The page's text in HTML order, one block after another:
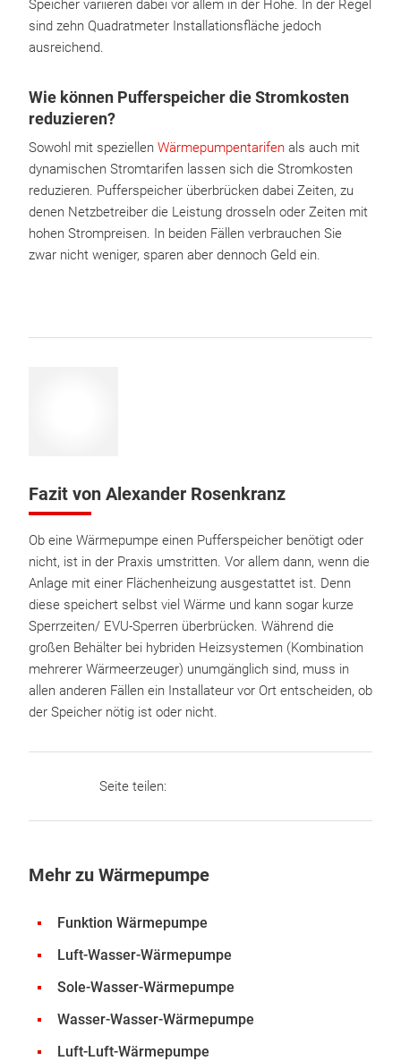
Speicher variieren dabei vor allem in der Höhe. In der Regel
sind zehn Quadratmeter Installationsfläche jedoch
ausreichend.
Wie können Pufferspeicher die Stromkosten
reduzieren?
Sowohl mit speziellen Wärmepumpentarifen als auch mit
dynamischen Stromtarifen lassen sich die Stromkosten
reduzieren. Pufferspeicher überbrücken dabei Zeiten, zu
denen Netzbetreiber die Leistung drosseln oder Zeiten mit
hohen Strompreisen. In beiden Fällen verbrauchen Sie
zwar nicht weniger, sparen aber dennoch Geld ein.
Fazit von Alexander Rosenkranz
Ob eine Wärmepumpe einen Pufferspeicher benötigt oder
nicht, ist in der Praxis umstritten. Vor allem dann, wenn die
Anlage mit einer Flächenheizung ausgestattet ist. Denn
diese speichert selbst viel Wärme und kann sogar kurze
Sperrzeiten/ EVU-Sperren überbrücken. Während die
großen Behälter bei hybriden Heizsystemen (Kombination
mehrerer Wärmeerzeuger) unumgänglich sind, muss in
allen anderen Fällen ein Installateur vor Ort entscheiden, ob
der Speicher nötig ist oder nicht.
Seite teilen:
Mehr zu Wärmepumpe
Funktion Wärmepumpe
Luft-Wasser-Wärmepumpe
Sole-Wasser-Wärmepumpe
Wasser-Wasser-Wärmepumpe
Luft-Luft-Wärmepumpe